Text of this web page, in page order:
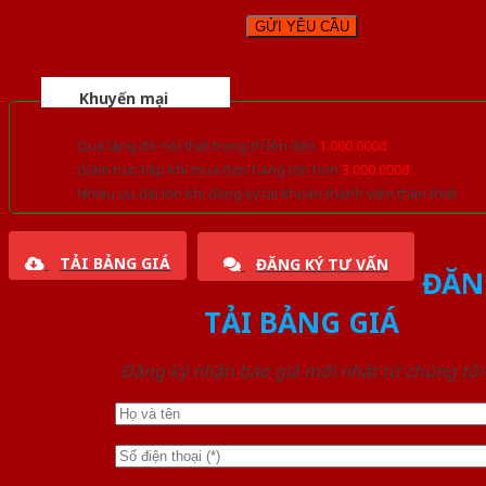
Khuyến mại
Quà tặng đồ nội thất trang trí lên đến 1.000.000đ
Giảm trực tiếp khi mua đơn hàng lớn hơn 3.000.000đ
Nhiều ưu đãi lớn khi đăng ký tài khoản thành viên thân thiết
TẢI BẢNG GIÁ ĐĂNG KÝ TƯ VẤN
TẢI BẢNG GIÁ
Đăng ký nhận báo giá mới nhất từ chúng tôi